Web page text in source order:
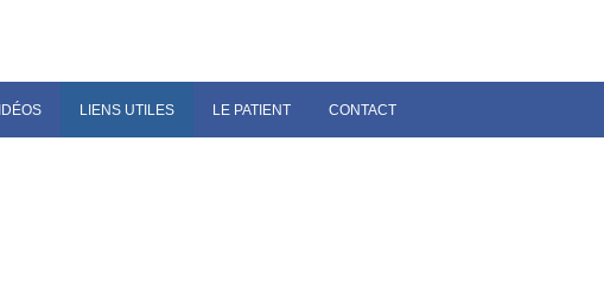
LIENS UTILES LE PATIENT CONTACT